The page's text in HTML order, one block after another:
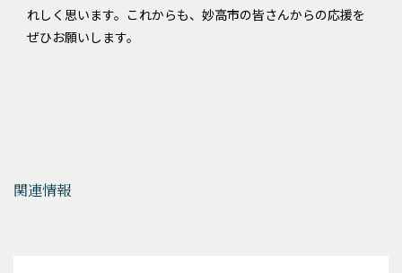
れしく思います。これからも、妙高市の皆さんからの応援を
ぜひお願いします。
関連情報